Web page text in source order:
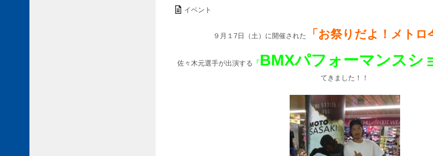
イベント
９月１7日（土）に開催された 「お祭りだよ！メトロ
佐々木元選手が出演する 「BMXパフォーマンスシ
てきました！！